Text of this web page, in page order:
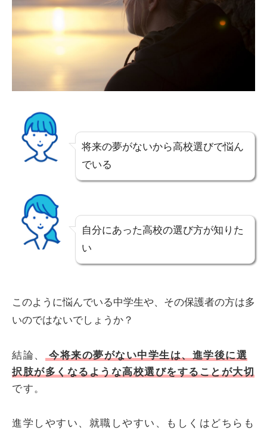
将来の夢がないから高校選びで悩ん
でいる
自分にあった高校の選び方が知りた
い
このように悩んでいる中学生や、その保護者の方は多
いのではないでしょうか？
結論、
今将来の夢がない中学生は、進学後に選
択肢が多くなるような高校選びをすることが大切
です。
進学しやすい、就職しやすい、もしくはどちらも